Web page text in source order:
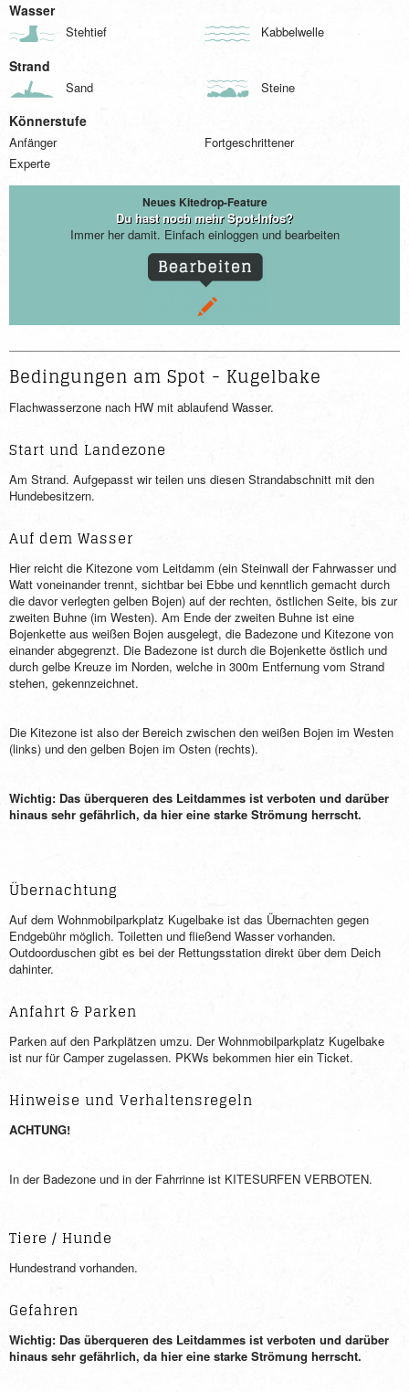
Wasser
Stehtief Kabbelwelle
Strand
Sand Steine
Könnerstufe
Anfänger
Fortgeschrittener
Experte
Neues Kitedrop-Feature
Du hast noch mehr Spot-Infos?
Immer her damit. Einfach einloggen und bearbeiten
Bedingungen am Spot - Kugelbake
Flachwasserzone nach HW mit ablaufend Wasser.
Start und Landezone
Am Strand. Aufgepasst wir teilen uns diesen Strandabschnitt mit den
Hundebesitzern.
Auf dem Wasser
Hier reicht die Kitezone vom Leitdamm (ein Steinwall der Fahrwasser und
Watt voneinander trennt, sichtbar bei Ebbe und kenntlich gemacht durch
die davor verlegten gelben Bojen) auf der rechten, östlichen Seite, bis zur
zweiten Buhne (im Westen). Am Ende der zweiten Buhne ist eine
Bojenkette aus weißen Bojen ausgelegt, die Badezone und Kitezone von
einander abgegrenzt. Die Badezone ist durch die Bojenkette östlich und
durch gelbe Kreuze im Norden, welche in 300m Entfernung vom Strand
stehen, gekennzeichnet.
Die Kitezone ist also der Bereich zwischen den weißen Bojen im Westen
(links) und den gelben Bojen im Osten (rechts).
Wichtig: Das überqueren des Leitdammes ist verboten und darüber
hinaus sehr gefährlich, da hier eine starke Strömung herrscht.
Übernachtung
Auf dem Wohnmobilparkplatz Kugelbake ist das Übernachten gegen
Endgebühr möglich. Toiletten und fließend Wasser vorhanden.
Outdoorduschen gibt es bei der Rettungsstation direkt über dem Deich
dahinter.
Anfahrt & Parken
Parken auf den Parkplätzen umzu. Der Wohnmobilparkplatz Kugelbake
ist nur für Camper zugelassen. PKWs bekommen hier ein Ticket.
Hinweise und Verhaltensregeln
ACHTUNG!
In der Badezone und in der Fahrrinne ist KITESURFEN VERBOTEN.
Tiere / Hunde
Hundestrand vorhanden.
Gefahren
Wichtig: Das überqueren des Leitdammes ist verboten und darüber
hinaus sehr gefährlich, da hier eine starke Strömung herrscht.